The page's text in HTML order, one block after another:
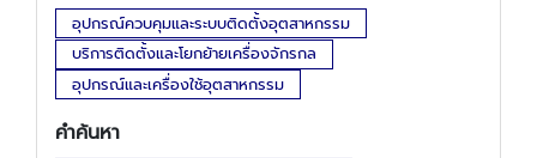
อุปกรณ์ควบคุมและระบบติดตั้งอุตสาหกรรม
บริการติดตั้งและโยกย้ายเครื่องจักรกล
อุปกรณ์และเครื่องใช้อุตสาหกรรม
คำค้นหา